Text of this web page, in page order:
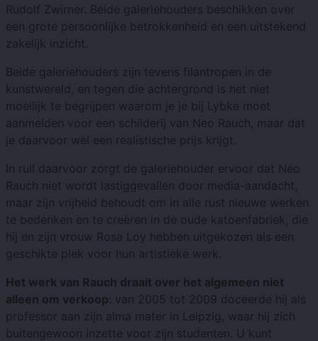
Rudolf Zwirner. Beide galeriehouders beschikken over
een grote persoonlijke betrokkenheid en een uitstekend
zakelijk inzicht.
Beide galeriehouders zijn tevens filantropen in de
kunstwereld, en tegen die achtergrond is het niet
moeilijk te begrijpen waarom je je bij Lybke moet
aanmelden voor een schilderij van Neo Rauch, maar dat
je daarvoor wel een realistische prijs krijgt.
In ruil daarvoor zorgt de galeriehouder ervoor dat Neo
Rauch niet wordt lastiggevallen door media-aandacht,
maar zijn vrijheid behoudt om in alle rust nieuwe werken
te bedenken en te creëren in de oude katoenfabriek, die
hij en zijn vrouw Rosa Loy hebben uitgekozen als een
geschikte plek voor hun artistieke werk.
Het werk van Rauch draait over het algemeen niet
alleen om verkoop: van 2005 tot 2009 doceerde hij als
professor aan zijn alma mater in Leipzig, waar hij zich
buitengewoon inzette voor zijn studenten. U kunt